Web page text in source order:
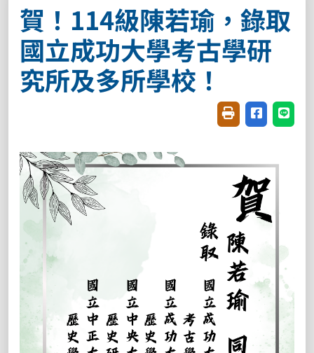
賀！114級陳若瑜，錄取
國立成功大學考古學研
究所及多所學校！
友善列印(開新視
分享至臉書
分享